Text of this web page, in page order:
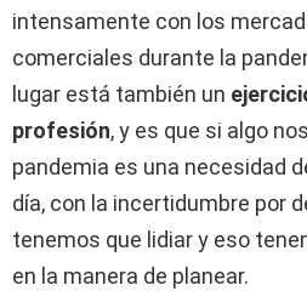
intensamente con los
comerciales durante la
lugar está también un
profesión, y es que si algo
pandemia es una necesidad
día, con la incertidumbre por
tenemos que lidiar y eso
en la manera de planear.